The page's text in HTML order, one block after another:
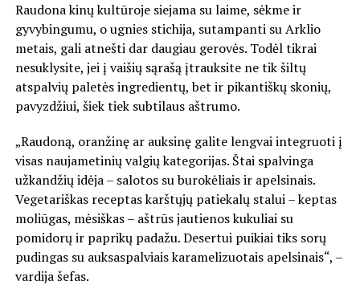
Raudona kinų kultūroje siejama su laime, sėkme ir
gyvybingumu, o ugnies stichija, sutampanti su Arklio
metais, gali atnešti dar daugiau gerovės. Todėl tikrai
nesuklysite, jei į vaišių sąrašą įtrauksite ne tik šiltų
atspalvių paletės ingredientų, bet ir pikantiškų skonių,
pavyzdžiui, šiek tiek subtilaus aštrumo.
„Raudoną, oranžinę ar auksinę galite lengvai integruoti į
visas naujametinių valgių kategorijas. Štai spalvinga
užkandžių idėja – salotos su burokėliais ir apelsinais.
Vegetariškas receptas karštųjų patiekalų stalui – keptas
moliūgas, mėsiškas – aštrūs jautienos kukuliai su
pomidorų ir paprikų padažu. Desertui puikiai tiks sorų
pudingas su auksaspalviais karamelizuotais apelsinais“, –
vardija šefas.